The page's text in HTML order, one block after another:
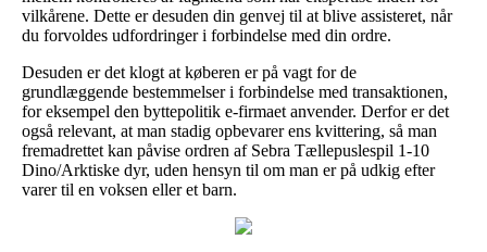
vilkårene. Dette er desuden din genvej til at blive assisteret, når
du forvoldes udfordringer i forbindelse med din ordre.
Desuden er det klogt at køberen er på vagt for de
grundlæggende bestemmelser i forbindelse med transaktionen,
for eksempel den byttepolitik e-firmaet anvender. Derfor er det
også relevant, at man stadig opbevarer ens kvittering, så man
fremadrettet kan påvise ordren af Sebra Tællepuslespil 1-10
Dino/Arktiske dyr, uden hensyn til om man er på udkig efter
varer til en voksen eller et barn.